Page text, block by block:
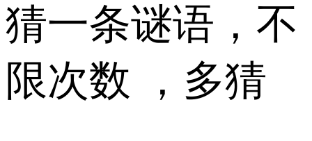
猜一条谜语，不
限次数 ，多猜